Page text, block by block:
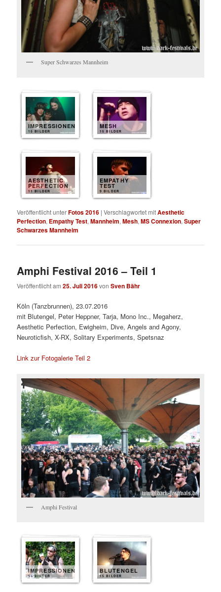
Super Schwarzes Mannheim
IMPRESSIONEN
15 BILDER
MESH
15 BILDER
AESTHETIC
PERFECTION
11 BILDER
EMPATHY
TEST
9 BILDER
Veröffentlicht unterFotos 2016 |Verschlagwortet mitAesthetic
Perfection, Empathy Test,Mannheim,Mesh,MS Connexion,Super
Schwarzes Mannheim
Amphi Festival 2016 – Teil 1
Veröffentlicht am25. Juli 2016vonSven Bähr
Köln (Tanzbrunnen), 23.07.2016
mit Blutengel, Peter Heppner, Tarja, Mono Inc., Megaherz,
Aesthetic Perfection, Ewigheim, Dive, Angels and Agony,
Neuroticfish, X-RX, Solitary Experiments, Spetsnaz
Link zur Fotogalerie Teil 2
Amphi Festival
IMPRESSIONEN
15 BILDER
BLUTENGEL
15 BILDER